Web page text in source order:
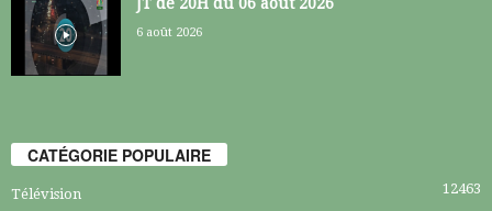
JT de 20H du 06 août 2026
6 août 2026
CATÉGORIE POPULAIRE
Télévision 12463